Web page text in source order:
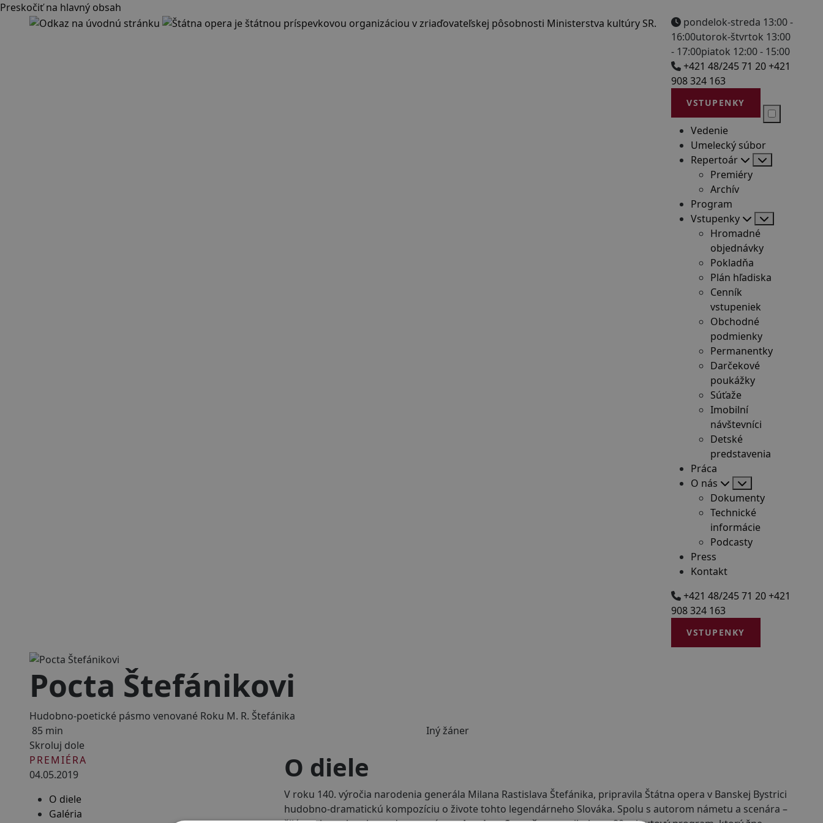
Preskočiť na hlavný obsah
pondelok-streda 13:00 -
16:00utorok-štvrtok 13:00
- 17:00piatok 12:00 - 15:00
+421 48/245 71 20+421
908 324 163
VSTUPENKY
Vedenie
Umelecký súbor
Repertoár
Premiéry
Archív
Program
Vstupenky
Hromadné
objednávky
Pokladňa
Plán hľadiska
Cenník
vstupeniek
Obchodné
podmienky
Permanentky
Darčekové
poukážky
Súťaže
Imobilní
návštevníci
Detské
predstavenia
Práca
O nás
Dokumenty
Technické
informácie
Podcasty
Press
Kontakt
+421 48/245 71 20+421
908 324 163
VSTUPENKY
Pocta Štefánikovi
Hudobno-poetické pásmo venované Roku M. R. Štefánika
85 min
Iný žáner
Skroluj dole
PREMIÉRA
04.05.2019
O diele
Galéria
O diele
V roku 140. výročia narodenia generála Milana Rastislava Štefánika, pripravila Štátna opera v Banskej Bystrici
hudobno-dramatickú kompozíciu o živote tohto legendárneho Slováka. Spolu s autorom námetu a scenára –